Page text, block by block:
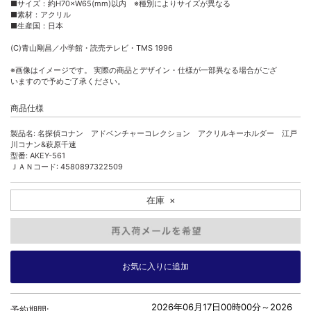
■サイズ：約H70×W65(mm)以内 ※種別によりサイズが異なる
■素材：アクリル
■生産国：日本
(C)青山剛昌／小学館・読売テレビ・TMS 1996
※画像はイメージです。 実際の商品とデザイン・仕様が一部異なる場合がござ
いますので予めご了承ください。
商品仕様
製品名: 名探偵コナン アドベンチャーコレクション アクリルキーホルダー 江戸
川コナン&萩原千速
型番: AKEY-561
ＪＡＮコード: 4580897322509
在庫 ×
2026年06月17日00時00分～2026